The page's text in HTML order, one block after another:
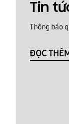
Tin
Thông báo
ĐỌC